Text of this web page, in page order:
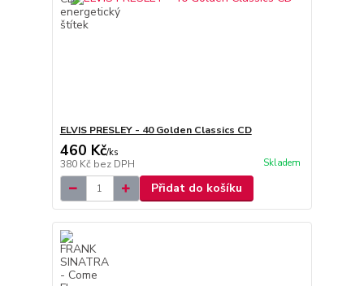
ELVIS PRESLEY - 40 Golden Classics CD
460 Kč/ks
380 Kč bez DPH Skladem
Přidat do košíku